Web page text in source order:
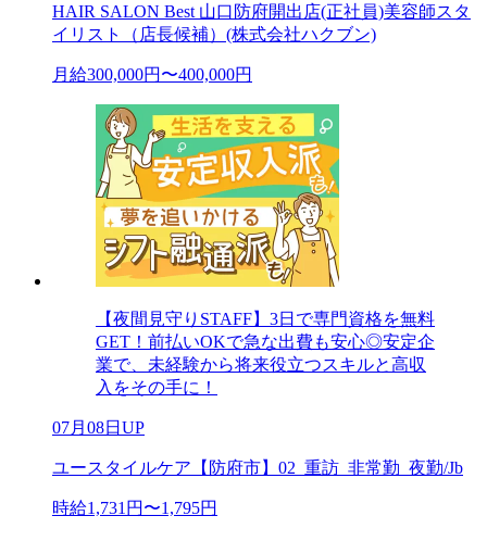
HAIR SALON Best 山口防府開出店(正社員)美容師スタ
イリスト（店長候補）(株式会社ハクブン)
月給300,000円〜400,000円
【夜間見守りSTAFF】3日で専門資格を無料
GET！前払いOKで急な出費も安心◎安定企
業で、未経験から将来役立つスキルと高収
入をその手に！
07月08日UP
ユースタイルケア【防府市】02_重訪_非常勤_夜勤/Jb
時給1,731円〜1,795円